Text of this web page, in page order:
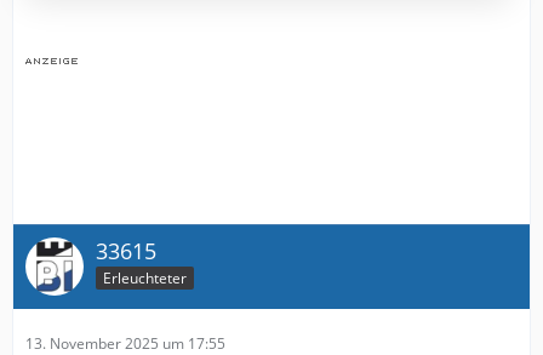
dieses Konsenspapier zu akzeptieren", so Kentsch. In
33615
Erleuchteter
13. November 2025 um 17:55